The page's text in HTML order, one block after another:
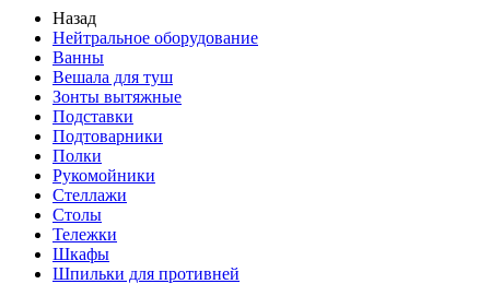
Назад
Нейтральное оборудование
Ванны
Вешала для туш
Зонты вытяжные
Подставки
Подтоварники
Полки
Рукомойники
Стеллажи
Столы
Тележки
Шкафы
Шпильки для противней